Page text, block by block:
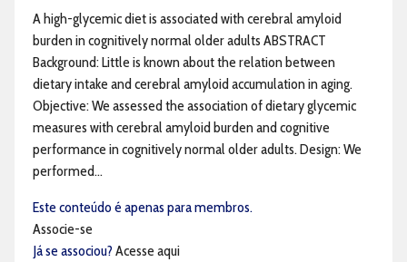
A high-glycemic diet is associated with cerebral amyloid
burden in cognitively normal older adults ABSTRACT
Background: Little is known about the relation between
dietary intake and cerebral amyloid accumulation in aging.
Objective: We assessed the association of dietary glycemic
measures with cerebral amyloid burden and cognitive
performance in cognitively normal older adults. Design: We
performed...
Este conteúdo é apenas para membros.
Associe-se
Já se associou? Acesse aqui